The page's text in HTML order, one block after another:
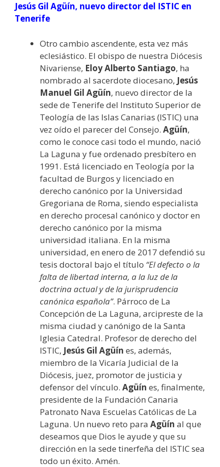
Jesús Gil Agüín, nuevo director del ISTIC en
Tenerife
Otro cambio ascendente, esta vez más
eclesiástico. El obispo de nuestra Diócesis
Nivariense, Eloy Alberto Santiago, ha
nombrado al sacerdote diocesano, Jesús
Manuel Gil Agüín, nuevo director de la
sede de Tenerife del Instituto Superior de
Teología de las Islas Canarias (ISTIC) una
vez oído el parecer del Consejo. Agüín,
como le conoce casi todo el mundo, nació
La Laguna y fue ordenado presbítero en
1991. Está licenciado en Teología por la
facultad de Burgos y licenciado en
derecho canónico por la Universidad
Gregoriana de Roma, siendo especialista
en derecho procesal canónico y doctor en
derecho canónico por la misma
universidad italiana. En la misma
universidad, en enero de 2017 defendió su
tesis doctoral bajo el título “El defecto o la
falta de libertad interna, a la luz de la
doctrina actual y de la jurisprudencia
canónica española”. Párroco de La
Concepción de La Laguna, arcipreste de la
misma ciudad y canónigo de la Santa
Iglesia Catedral. Profesor de derecho del
ISTIC, Jesús Gil Agüín es, además,
miembro de la Vicaría Judicial de la
Diócesis, juez, promotor de justicia y
defensor del vínculo. Agüín es, finalmente,
presidente de la Fundación Canaria
Patronato Nava Escuelas Católicas de La
Laguna. Un nuevo reto para Agüín al que
deseamos que Dios le ayude y que su
dirección en la sede tinerfeña del ISTIC sea
todo un éxito. Amén.